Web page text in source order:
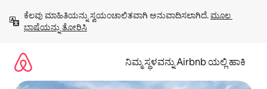
ಹೋಗಿ
ಕೆಲವು ಮಾಹಿತಿಯನ್ನು ಸ್ವಯಂಚಾಲಿತವಾಗಿ ಅನುವಾದಿಸಲಾಗಿದೆ. ಮೂಲ
ಭಾಷೆಯನ್ನು ತೋರಿಸಿ
ನಿಮ್ಮ ಸ್ಥಳವನ್ನು Airbnb ಯಲ್ಲಿ ಹಾಕಿ